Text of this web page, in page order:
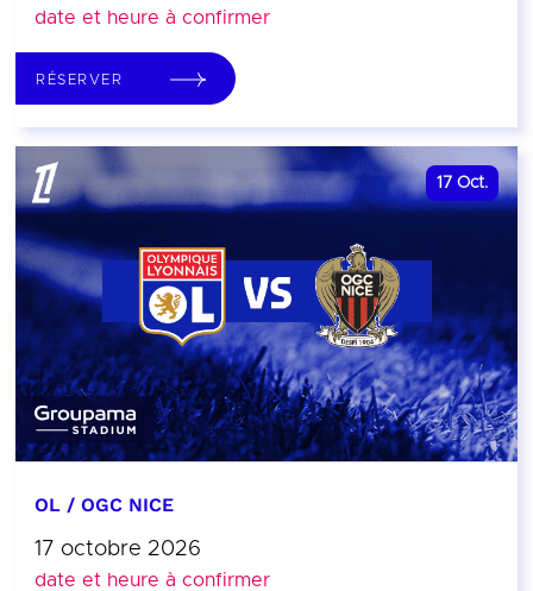
date et heure à confirmer
RÉSERVER
17 Oct.
OL / OGC NICE
17 octobre 2026
date et heure à confirmer